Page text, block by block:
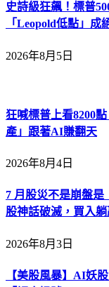
史詩級狂飆！標普
「Leopold低點」成
2026年8月5日
狂喊標普上看8200
產」跟著AI賺翻天
2026年8月4日
7 月股災不是崩盤
股神話破滅，買入
2026年8月3日
【美股風暴】AI妖